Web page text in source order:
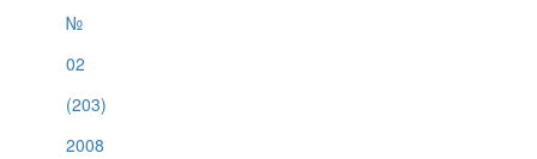
№
02
(203)
2008